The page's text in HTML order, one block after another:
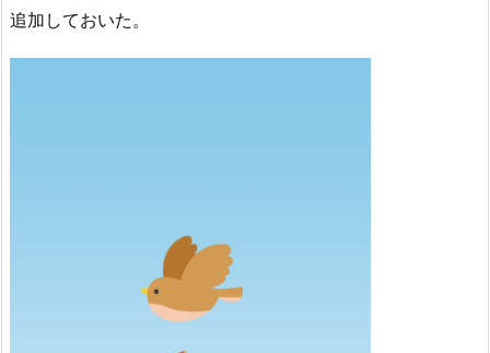
追加しておいた。